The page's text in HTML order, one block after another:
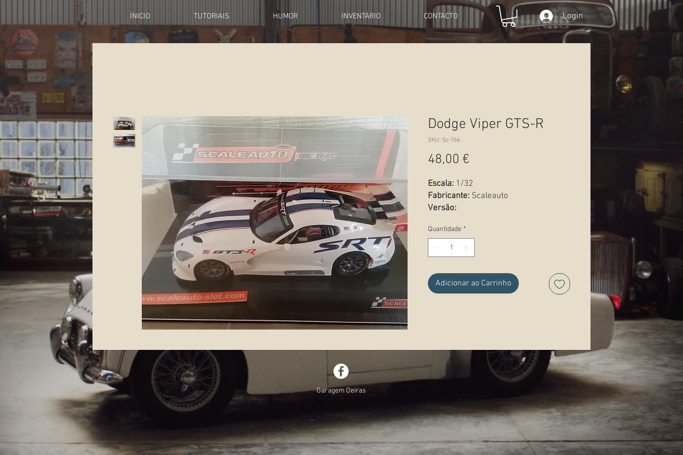
ÍNICIO TUTORIAIS HUMOR INVENTÁRIO CONTACTO Login
Dodge Viper GTS-R
SKU: Sc-766
48,00 €
Escala: 1/32
Fabricante: Scaleauto
Versão:
Observações:
Quantidade *
Adicionar ao Carrinho
Garagem Oeiras